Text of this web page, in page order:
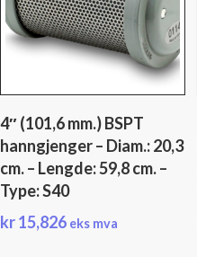
4″ (101,6 mm.) BSPT
hanngjenger – Diam.: 20,3
cm. – Lengde: 59,8 cm. –
Type: S40
kr15,826 eks mva